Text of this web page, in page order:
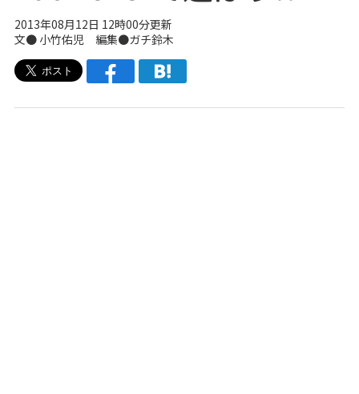
2013年08月12日 12時00分更新
文● 小竹佑児編集●ガチ鈴木